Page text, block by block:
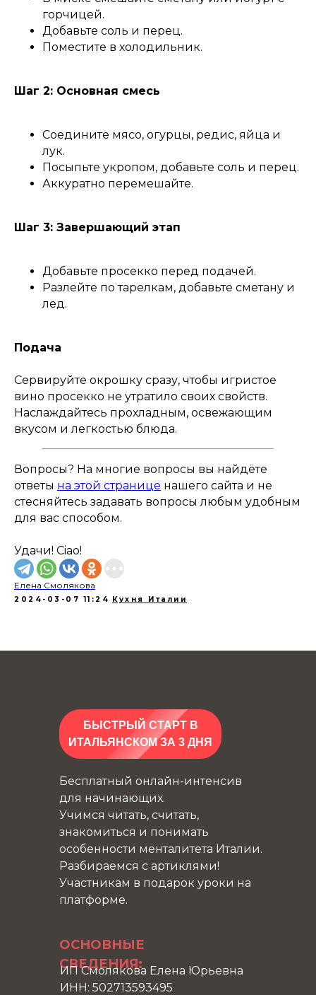
горчицей.
Добавьте соль и перец.
Поместите в холодильник.
Шаг 2: Основная смесь
Соедините мясо, огурцы, редис, яйца и
лук.
Посыпьте укропом, добавьте соль и перец.
Аккуратно перемешайте.
Шаг 3: Завершающий этап
Добавьте просекко перед подачей.
Разлейте по тарелкам, добавьте сметану и
лед.
Подача
Сервируйте окрошку сразу, чтобы игристое
вино просекко не утратило своих свойств.
Наслаждайтесь прохладным, освежающим
вкусом и легкостью блюда.
Вопросы? На многие вопросы вы найдёте
ответы на этой странице нашего сайта и не
стесняйтесь задавать вопросы любым удобным
для вас способом.
Удачи! Ciao!
Елена Смолякова
2024-03-07 11:24 Кухня Италии
БЫСТРЫЙ СТАРТ В
ИТАЛЬЯНСКОМ ЗА 3 ДНЯ
ОСНОВНЫЕ
СВЕДЕНИЯ:
ИП Смолякова Елена Юрьевна
ИНН: 502713593495
Бесплатный онлайн-интенсив
для начинающих.
Учимся читать, считать,
знакомиться и понимать
особенности менталитета Италии.
Разбираемся с артиклями!
Участникам в подарок уроки на
платформе.